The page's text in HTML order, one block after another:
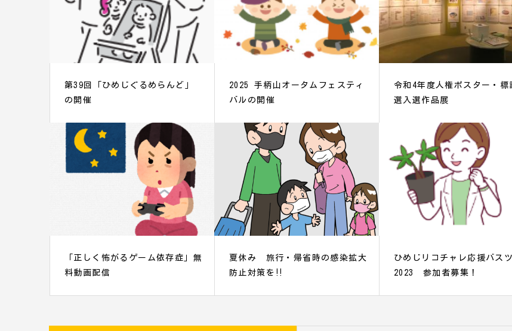
第39回「ひめじぐるめらんど」
の開催
2025 手柄山オータムフェスティ
バルの開催
令和4年度人権ポスター・標
選入選作品展
「正しく怖がるゲーム依存症」無
料動画配信
夏休み 旅行・帰省時の感染拡大
防止対策を‼
ひめじリコチャレ応援バス
2023 参加者募集！